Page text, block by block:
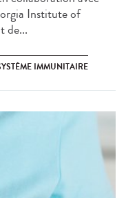
Institute of
de...
IMMUNITAIRE